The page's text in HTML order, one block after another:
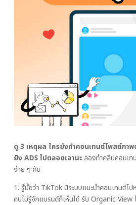
ดู 3 เหตุผล ใครยังทำคอนเทนต์โพสต์ภาพ
ยิง ADS ไปตลอดเอานะ ลองทำคลิปคอนเ
ง่าย ๆ กัน
1. รู้มั้ยว่า TikTok มีระบบแนะนำคอนเทนต์ไป
คนไม่รู้จักแบรนด์ก็เห็นได้ รับ Organic View